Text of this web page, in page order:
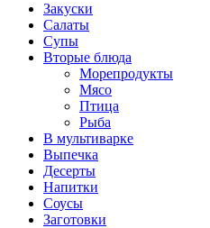
Закуски
Салаты
Супы
Вторые блюда
Морепродукты
Мясо
Птица
Рыба
В мультиварке
Выпечка
Десерты
Напитки
Соусы
Заготовки